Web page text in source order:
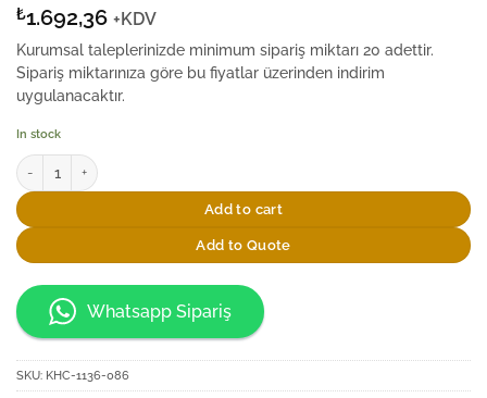
₺1.692,36 +KDV
Kurumsal taleplerinizde minimum sipariş miktarı 20 adettir.
Sipariş miktarınıza göre bu fiyatlar üzerinden indirim
uygulanacaktır.
In stock
Elsanat Snowflake İkili Çay Fincan Seti 200cc quantity
Add to cart
Add to Quote
Whatsapp Sipariş
SKU: KHC-1136-086